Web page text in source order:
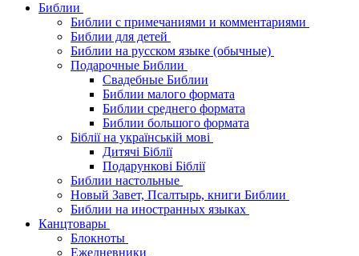
Библии
Библии с примечаниями и комментариями
Библии для детей
Библии на русском языке (обычные)
Подарочные Библии
Свадебные Библии
Библии малого формата
Библии среднего формата
Библии большого формата
Біблії на українській мові
Дитячі Біблії
Подарункові Біблії
Библии настольные
Новый Завет, Псалтырь, книги Библии
Библии на иностранных языках
Канцтовары
Блокноты
Ежедневники